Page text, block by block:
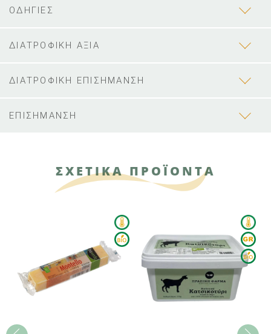
ΟΔΗΓΙΕΣ
ΔΙΑΤΡΟΦΙΚΗ ΑΞΙΑ
ΔΙΑΤΡΟΦΙΚΗ ΕΠΙΣΗΜΑΝΣΗ
ΕΠΙΣΗΜΑΝΣΗ
ΣΧΕΤΙΚΑ ΠΡΟΪΟΝΤΑ